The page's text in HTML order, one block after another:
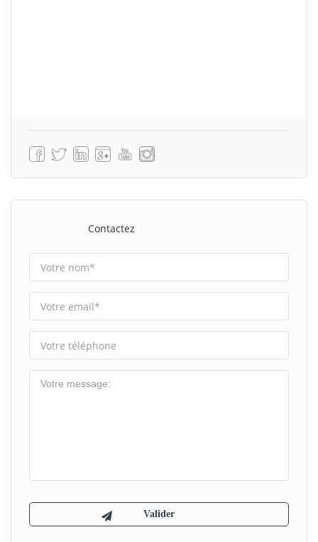
Contactez